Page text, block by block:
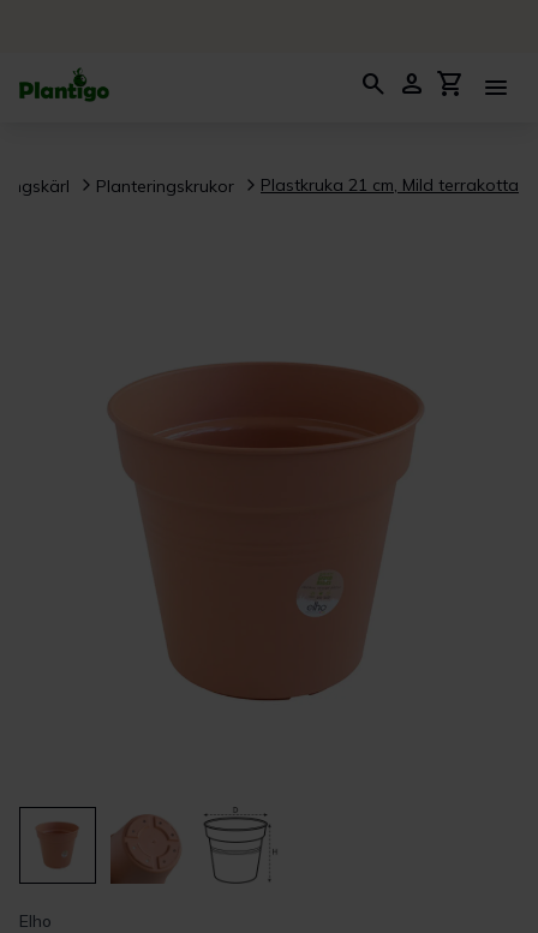
search person shopping_cart menu
Planteringskrukor Plastkruka 21 cm, Mild terrakotta
Elho